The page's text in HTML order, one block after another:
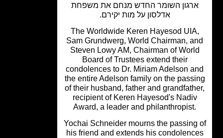
השומר החדש מנחם את משפחת
אדלסון על מות יקירם.
The Worldwide Keren Hayesod
Sam Grundwerg, World Chairman,
Steven Lowy AM, Chairman of
Board of Trustees extend their
condolences to Dr. Miriam Adelson
the entire Adelson family on the
of their husband, father and
recipient of Keren Hayesod's Nadiv
Award, a leader and philanthropist.
Yochai Schneider mourns the
his friend and extends his